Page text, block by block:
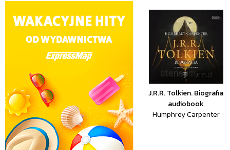
J.R.R. Tolkien. Biografia
audiobook
Humphrey Carpenter